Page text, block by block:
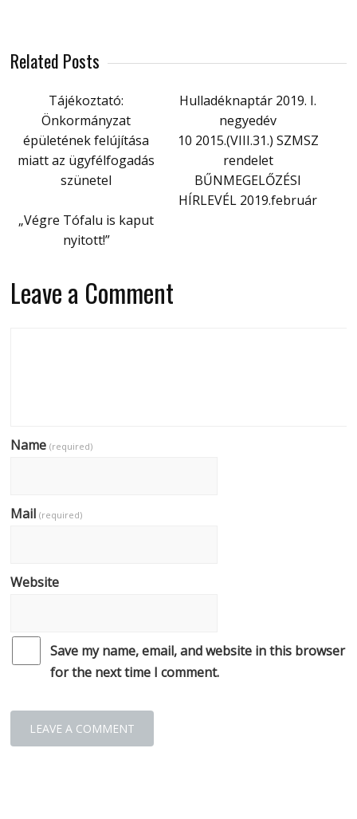
Related Posts
Tájékoztató:
Önkormányzat
épületének felújítása
miatt az ügyfélfogadás
szünetel
Hulladéknaptár 2019. I.
negyedév
10 2015.(VIII.31.) SZMSZ
rendelet
BŰNMEGELŐZÉSI
HÍRLEVÉL 2019.február
„Végre Tófalu is kaput
nyitott!”
Leave a Comment
Name(required)
Mail(required)
Website
Save my name, email, and website in this browser
for the next time I comment.